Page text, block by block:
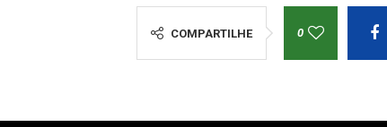
COMPARTILHE 0